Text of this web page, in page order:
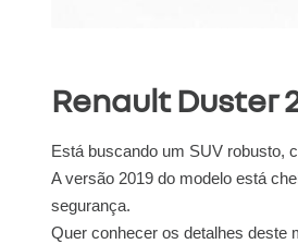
Renault Duster
Está buscando um SUV robusto,
A versão 2019 do modelo está
segurança.
Quer conhecer os detalhes deste